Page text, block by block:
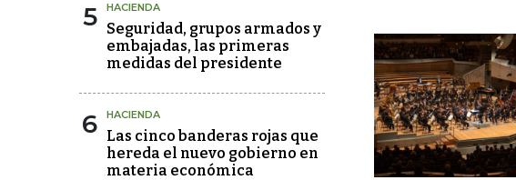
5 HACIENDA
Seguridad, grupos armados y
embajadas, las primeras
medidas del presidente
6 HACIENDA
Las cinco banderas rojas que
hereda el nuevo gobierno en
materia económica